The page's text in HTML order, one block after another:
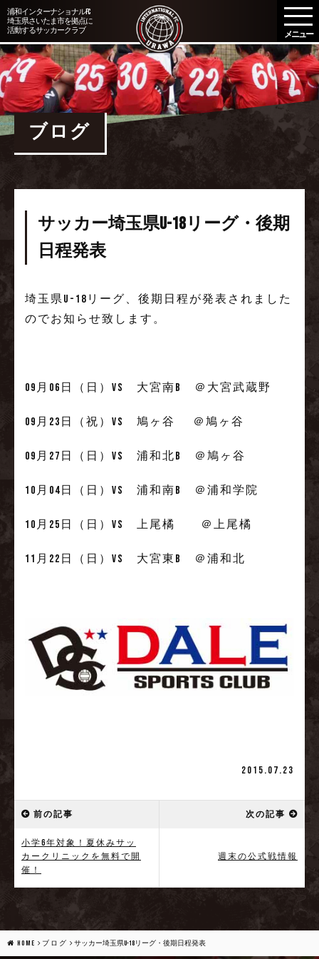
浦和インターナショナルFC
埼玉県さいたま市を拠点に
活動するサッカークラブ
メ
ニ
ュ
ー
を
開
ブログ
サッカー埼玉県U-18リーグ・後期
日程発表
埼玉県U-18リーグ、後期日程が発表されました
のでお知らせ致します。
09月06日（日）VS 大宮南B ＠大宮武蔵野
09月23日（祝）VS 鳩ヶ谷 ＠鳩ヶ谷
09月27日（日）VS 浦和北B ＠鳩ヶ谷
10月04日（日）VS 浦和南B ＠浦和学院
10月25日（日）VS 上尾橘 ＠上尾橘
11月22日（日）VS 大宮東B ＠浦和北
2015.07.23
前の記事
小学6年対象！夏休みサッ
カークリニックを無料で開
催！
次の記事
週末の公式戦情報
HOME ブログ サッカー埼玉県U-18リーグ・後期日程発表